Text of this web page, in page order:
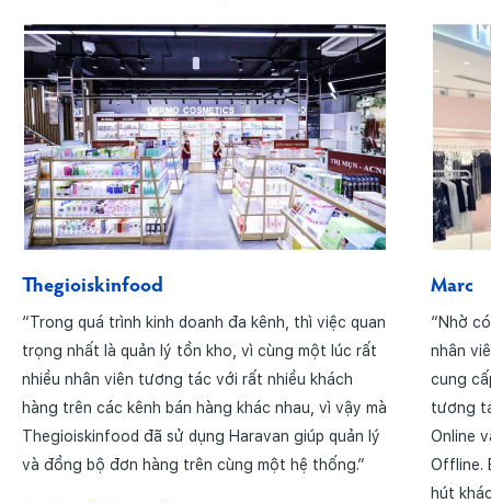
Thegioiskinfood
“Trong quá trình kinh doanh đa kênh, thì việc quan
trọng nhất là quản lý tồn kho, vì cùng một lúc rất
nhiều nhân viên tương tác với rất nhiều khách
hàng trên các kênh bán hàng khác nhau, vì vậy mà
Thegioiskinfood đã sử dụng Haravan giúp quản lý
và đồng bộ đơn hàng trên cùng một hệ thống.”
Marc
“Nhờ
nhân
cung
tương
Online
Offline.
hút